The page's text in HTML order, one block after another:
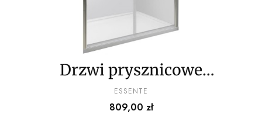
Drzwi prysznicowe
szklane wnękowe
otwierane uchylne
PRODUCENT
ESSENTE
Cena
809,00 zł